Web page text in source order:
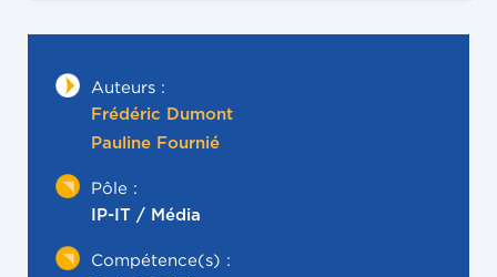
Auteurs :
Frédéric Dumont
Pauline Fournié
Pôle :
IP-IT / Média
Compétence(s) :